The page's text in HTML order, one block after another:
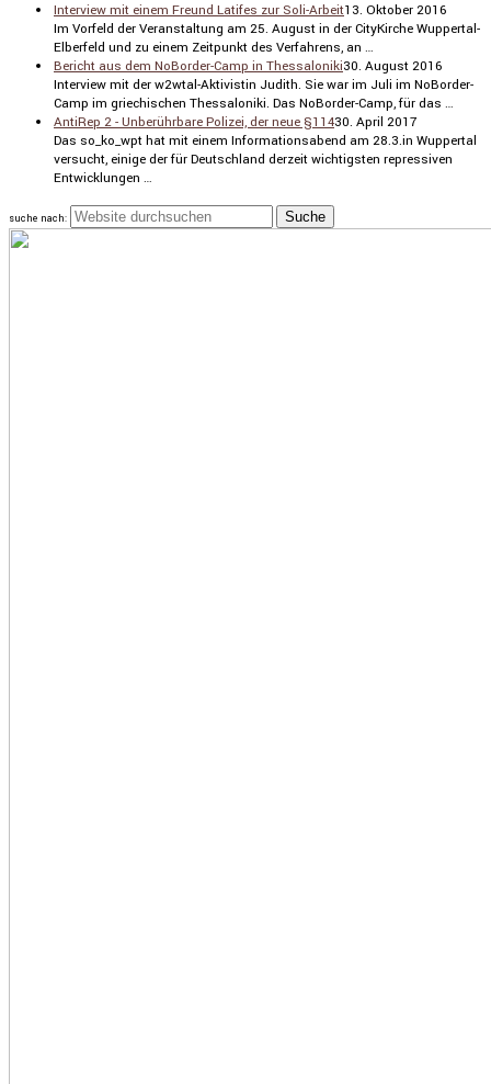
Interview mit einem Freund Latifes zur Soli-Arbeit13. Oktober 2016
Im Vorfeld der Veran­stal­tung am 25. August in der CityKirche Wuppertal-
Elber­feld und zu einem Zeitpunkt des Verfah­rens, an …
Bericht aus dem NoBorder-Camp in Thessaloniki30. August 2016
Inter­view mit der w2wtal-Aktivistin Judith. Sie war im Juli im NoBorder-
Camp im griechi­schen Thessa­lo­niki. Das NoBorder-Camp, für das …
AntiRep 2 - Unberührbare Polizei, der neue §11430. April 2017
Das so_ko_wpt hat mit einem Infor­ma­ti­ons­abend am 28.3.in Wuppertal
versucht, einige der für Deutsch­land derzeit wichtigsten repres­siven
Entwick­lungen …
suche nach: